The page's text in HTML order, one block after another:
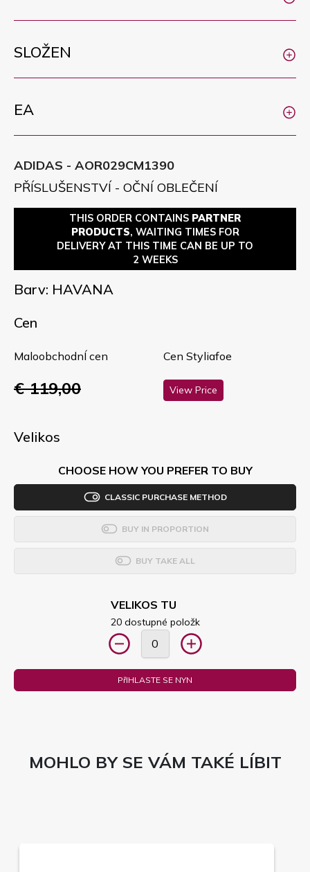
SLOŽEN
EA
ADIDAS - AOR029CM1390
PŘÍSLUŠENSTVÍ - OČNÍ OBLEČENÍ
THIS ORDER CONTAINS PARTNER
PRODUCTS, WAITING TIMES FOR
DELIVERY AT THIS TIME CAN BE UP TO
2 WEEKS
Barv: HAVANA
Cen
MaloobchodnÍ cen
€ 119,00
Cen Styliafoe
View Price
Velikos
CHOOSE HOW YOU PREFER TO BUY
CLASSIC PURCHASE METHOD
BUY IN PROPORTION
BUY TAKE ALL
VELIKOS TU
20 dostupné položk
PřIHLASTE SE NYN
MOHLO BY SE VÁM TAKÉ LÍBIT